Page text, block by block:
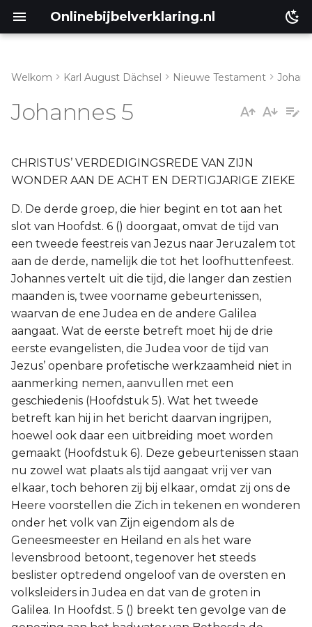
Onlinebijbelverklaring.nl
Éxodus
Numeri
Ruth
Prediker
Joël
Jona
Hábakuk
b. Vers 14-47
Welkom Karl August Dächsel Nieuwe Testament
Johannes 5
CHRISTUS’ VERDEDIGINGSREDE VAN ZIJN
WONDER AAN DE ACHT EN DERTIGJARIGE ZIEKE
D. De derde groep, die hier begint en tot aan het
slot van Hoofdst. 6 () doorgaat, omvat de tijd van
een tweede feestreis van Jezus naar Jeruzalem tot
aan de derde, namelijk die tot het loofhuttenfeest.
Johannes vertelt uit die tijd, die langer dan zestien
maanden is, twee voorname gebeurtenissen,
waarvan de ene Judea en de andere Galilea
aangaat. Wat de eerste betreft moet hij de drie
eerste evangelisten, die Judea voor de tijd van
Jezus’ openbare profetische werkzaamheid niet in
aanmerking nemen, aanvullen met een
geschiedenis (Hoofdstuk 5). Wat het tweede
betreft kan hij in het bericht daarvan ingrijpen,
hoewel ook daar een uitbreiding moet worden
gemaakt (Hoofdstuk 6). Deze gebeurtenissen staan
nu zowel wat plaats als tijd aangaat vrij ver van
elkaar, toch behoren zij bij elkaar, omdat zij ons de
Heere voorstellen die Zich in tekenen en wonderen
onder het volk van Zijn eigendom als de
Geneesmeester en Heiland en als het ware
levensbrood betoont, tegenover het steeds
beslister optredend ongeloof van de oversten en
volksleiders in Judea en dat van de groten in
Galilea. In Hoofdst. 5 () breekt ten gevolge van de